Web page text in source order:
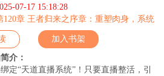
07-17 15:18:28
120章 王者归来之序章：重塑肉身，系统
程！
加入书架
介：
定“天道直播系统”！只要直播整活，引